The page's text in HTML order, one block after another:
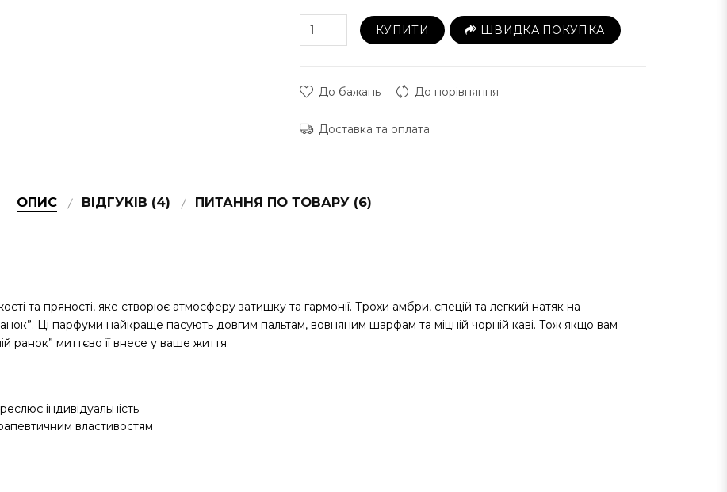
КУПИТИ ШВИДКА ПОКУПКА
До бажань До порівняння
Доставка та оплата
ОПИС ВІДГУКІВ (4) ПИТАННЯ ПО ТОВАРУ (6)
та пряності, яке створює атмосферу затишку та гармонії. Трохи амбри, спецій та легкий натяк на
Ці парфуми найкраще пасують довгим пальтам, вовняним шарфам та міцній чорній каві. Тож якщо вам
ранок” миттєво її внесе у ваше життя.
індивідуальність
властивостям